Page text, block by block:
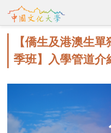
到
【僑生及港澳生
季班】入學管道介